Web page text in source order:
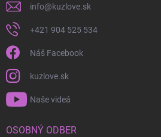
info@kuzlove.sk
+421 904 525 534
Náš Facebook
kuzlove.sk
Naše videá
OSOBNÝ ODBER